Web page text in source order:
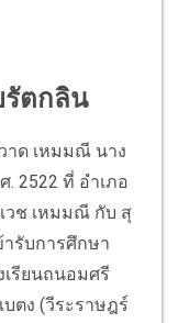
รัตกลิน
าด เหมมณี นาง
2522 ที่ อำเภอ
วช เหมมณี กับ สุ
รับการศึกษา
รียนถนอมศรี
ตง (วีระราษฎร์